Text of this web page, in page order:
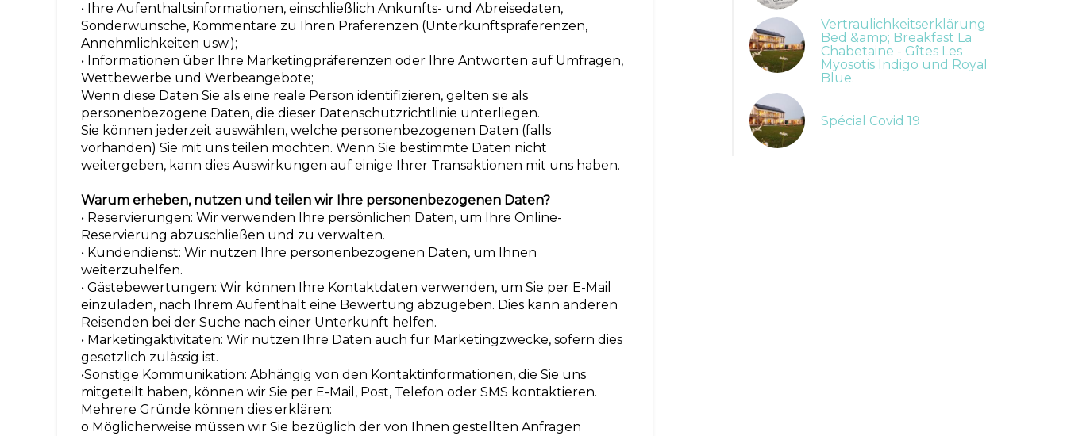
• Ihre Aufenthaltsinformationen, einschließlich Ankunfts- und Abreisedaten,
Sonderwünsche, Kommentare zu Ihren Präferenzen (Unterkunftspräferenzen,
Annehmlichkeiten usw.);
• Informationen über Ihre Marketingpräferenzen oder Ihre Antworten auf Umfragen,
Wettbewerbe und Werbeangebote;
Wenn diese Daten Sie als eine reale Person identifizieren, gelten sie als
personenbezogene Daten, die dieser Datenschutzrichtlinie unterliegen.
Sie können jederzeit auswählen, welche personenbezogenen Daten (falls
vorhanden) Sie mit uns teilen möchten. Wenn Sie bestimmte Daten nicht
weitergeben, kann dies Auswirkungen auf einige Ihrer Transaktionen mit uns haben.
Warum erheben, nutzen und teilen wir Ihre personenbezogenen Daten?
• Reservierungen: Wir verwenden Ihre persönlichen Daten, um Ihre Online-
Reservierung abzuschließen und zu verwalten.
• Kundendienst: Wir nutzen Ihre personenbezogenen Daten, um Ihnen
weiterzuhelfen.
• Gästebewertungen: Wir können Ihre Kontaktdaten verwenden, um Sie per E-Mail
einzuladen, nach Ihrem Aufenthalt eine Bewertung abzugeben. Dies kann anderen
Reisenden bei der Suche nach einer Unterkunft helfen.
• Marketingaktivitäten: Wir nutzen Ihre Daten auch für Marketingzwecke, sofern dies
gesetzlich zulässig ist.
•Sonstige Kommunikation: Abhängig von den Kontaktinformationen, die Sie uns
mitgeteilt haben, können wir Sie per E-Mail, Post, Telefon oder SMS kontaktieren.
Mehrere Gründe können dies erklären:
o Möglicherweise müssen wir Sie bezüglich der von Ihnen gestellten Anfragen
Vertraulichkeitserklärung
Bed &amp; Breakfast La
Chabetaine - Gîtes Les
Myosotis Indigo und Royal
Blue.
Spécial Covid 19